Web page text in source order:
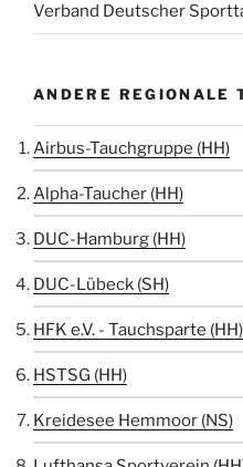
Verband Deutscher
ANDERE REGIONALE
Airbus-Tauchgruppe (HH)
Alpha-Taucher (HH)
DUC-Hamburg (HH)
DUC-Lübeck (SH)
HFK e.V. - Tauchsparte (HH)
HSTSG (HH)
Kreidesee Hemmoor (NS)